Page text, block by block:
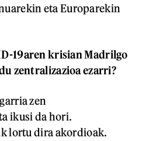
eta Europarekin
19aren krisian Madrilgo
zentralizazioa ezarri?
zen
ikusi da hori.
lortu dira akordioak.